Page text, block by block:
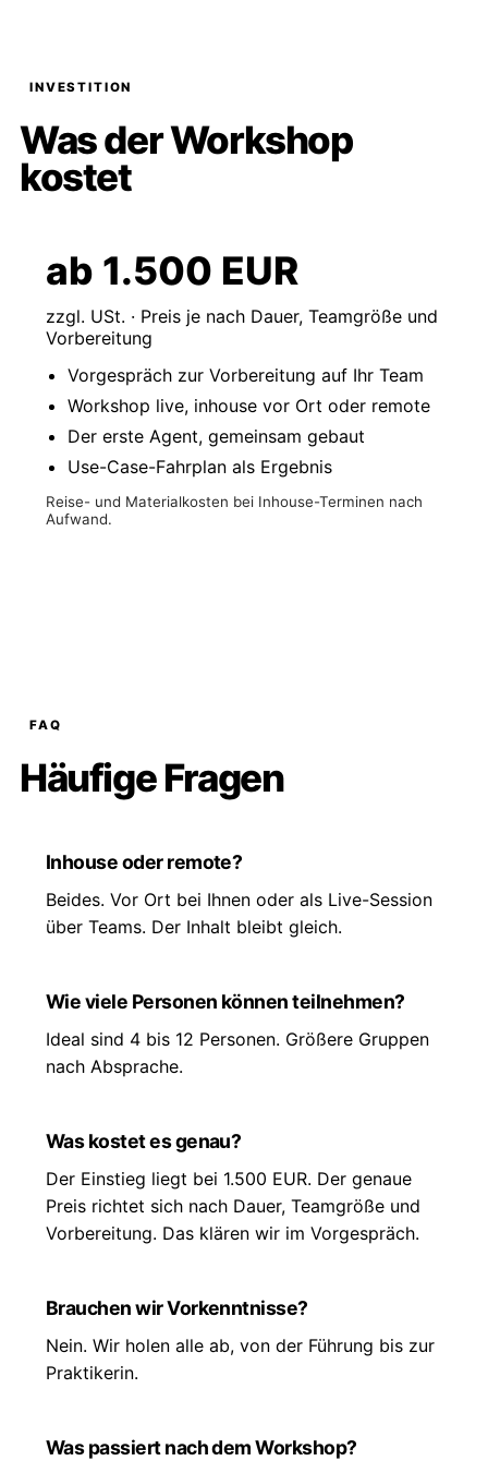
INVESTITION
Was der Workshop
kostet
ab 1.500 EUR
zzgl. USt. · Preis je nach Dauer, Teamgröße und
Vorbereitung
Vorgespräch zur Vorbereitung auf Ihr Team
Workshop live, inhouse vor Ort oder remote
Der erste Agent, gemeinsam gebaut
Use-Case-Fahrplan als Ergebnis
Reise- und Materialkosten bei Inhouse-Terminen nach
Aufwand.
FAQ
Häufige Fragen
Inhouse oder remote?
Beides. Vor Ort bei Ihnen oder als Live-Session
über Teams. Der Inhalt bleibt gleich.
Wie viele Personen können teilnehmen?
Ideal sind 4 bis 12 Personen. Größere Gruppen
nach Absprache.
Was kostet es genau?
Der Einstieg liegt bei 1.500 EUR. Der genaue
Preis richtet sich nach Dauer, Teamgröße und
Vorbereitung. Das klären wir im Vorgespräch.
Brauchen wir Vorkenntnisse?
Nein. Wir holen alle ab, von der Führung bis zur
Praktikerin.
Was passiert nach dem Workshop?